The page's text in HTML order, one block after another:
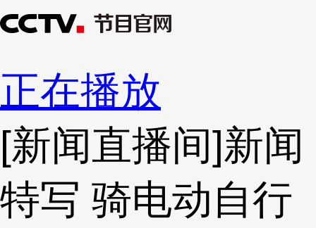
正在播放
[新闻直播间]新闻
特写 骑电动自行